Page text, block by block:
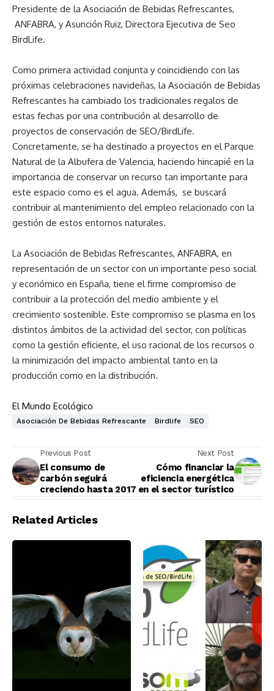
Presidente de la Asociación de Bebidas Refrescantes,
ANFABRA, y Asunción Ruiz, Directora Ejecutiva de Seo
BirdLife.
Como primera actividad conjunta y coincidiendo con las
próximas celebraciones navideñas, la Asociación de Bebidas
Refrescantes ha cambiado los tradicionales regalos de
estas fechas por una contribución al desarrollo de
proyectos de conservación de SEO/BirdLife.
Concretamente, se ha destinado a proyectos en el Parque
Natural de la Albufera de Valencia, haciendo hincapié en la
importancia de conservar un recurso tan importante para
este espacio como es el agua. Además, se buscará
contribuir al mantenimiento del empleo relacionado con la
gestión de estos entornos naturales.
La Asociación de Bebidas Refrescantes, ANFABRA, en
representación de un sector con un importante peso social
y económico en España, tiene el firme compromiso de
contribuir a la protección del medio ambiente y el
crecimiento sostenible. Este compromiso se plasma en los
distintos ámbitos de la actividad del sector, con políticas
como la gestión eficiente, el uso racional de los recursos o
la minimización del impacto ambiental tanto en la
producción como en la distribución.
El Mundo Ecológico
Asociación De Bebidas Refrescante Birdlife SEO
Previous Post
El consumo de
carbón seguirá
creciendo hasta 2017
Next Post
Cómo financiar la
eficiencia energética
en el sector turístico
Related Articles